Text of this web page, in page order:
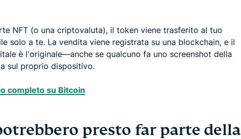
NFT (o una criptovaluta), il token viene trasferito al tuo
solo a te. La vendita viene registrata su una blockchain, e il
è l'originale—anche se qualcuno fa uno screenshot della
sul proprio dispositivo.
completo su Bitcoin
presto far parte della